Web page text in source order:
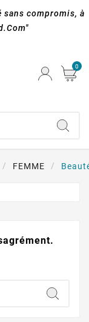
compromis, à
0
FEMME